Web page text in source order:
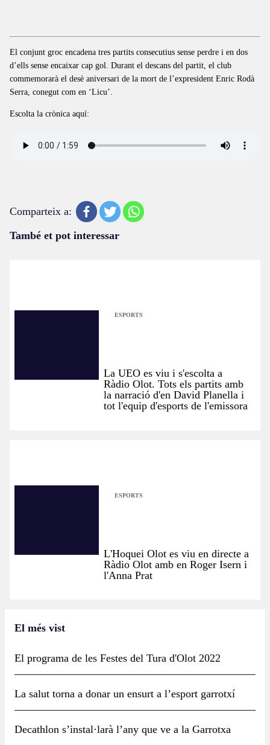
El conjunt groc encadena tres partits consecutius sense perdre i en dos
d’ells sense encaixar cap gol. Durant el descans del partit, el club
commemorarà el desè aniversari de la mort de l’expresident Enric Rodà
Serra, conegut com en ‘Licu’.
Escolta la crònica aquí:
Comparteix a:
També et pot interessar
ESPORTS
La UEO es viu i s'escolta a
Ràdio Olot. Tots els partits amb
la narració d'en David Planella i
tot l'equip d'esports de l'emissora
ESPORTS
L'Hoquei Olot es viu en directe a
Ràdio Olot amb en Roger Isern i
l'Anna Prat
El més vist
El programa de les Festes del Tura d'Olot 2022
La salut torna a donar un ensurt a l’esport garrotxí
Decathlon s’instal·larà l’any que ve a la Garrotxa